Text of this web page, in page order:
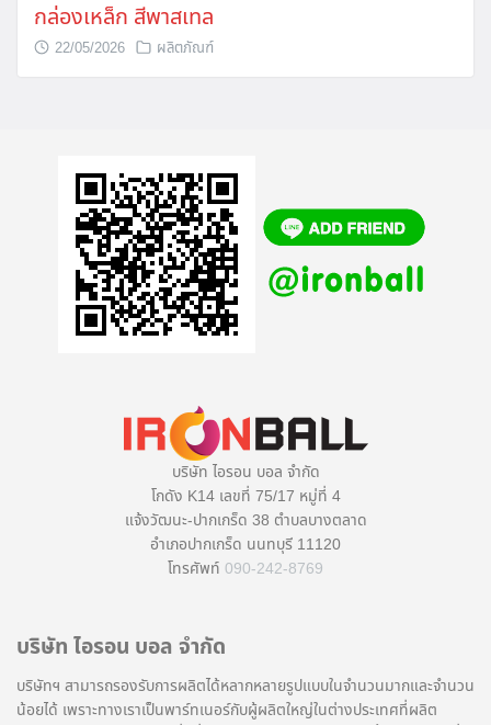
กล่องเหล็ก สีพาสเทล
22/05/2026 ผลิตภัณฑ์
บริษัท ไอรอน บอล จำกัด
โกดัง K14 เลขที่ 75/17 หมู่ที่ 4
แจ้งวัฒนะ-ปากเกร็ด 38 ตำบลบางตลาด
อำเภอปากเกร็ด นนทบุรี 11120
โทรศัพท์ 090-242-8769
บริษัท ไอรอน บอล จำกัด
บริษัทฯ สามารถรองรับการผลิตได้หลากหลายรูปแบบในจำนวนมากและจำนวน
น้อยได้ เพราะทางเราเป็นพาร์ทเนอร์กับผู้ผลิตใหญ่ในต่างประเทศที่ผลิต